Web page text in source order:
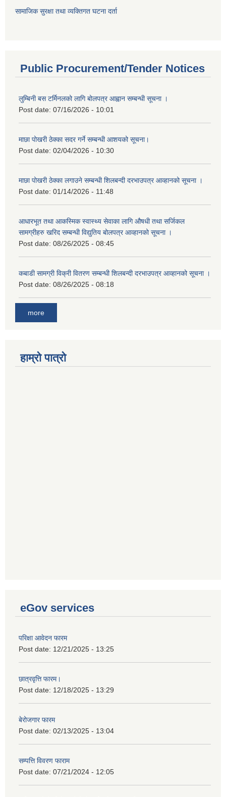
सामाजिक सुरक्षा तथा व्यक्तिगत घटना दर्ता
Public Procurement/Tender Notices
लुम्बिनी बस टर्मिनलको लागि बोलपत्र आह्वान सम्बन्धी सूचना ।
Post date: 07/16/2026 - 10:01
माछा पोखरी ठेक्का सदर गर्ने सम्बन्धी आशयको सूचना।
Post date: 02/04/2026 - 10:30
माछा पोखरी ठेक्का लगाउने सम्बन्धी शिलबन्दी दरभाउपत्र आव्हानको सूचना ।
Post date: 01/14/2026 - 11:48
आधारभूत तथा आकस्मिक स्वास्थ्य सेवाका लागि औषधी तथा सर्जिकल
सामग्रीहरु खरिद सम्बन्धी विद्युतिय बोलपत्र आव्हानको सूचना ।
Post date: 08/26/2025 - 08:45
कबाडी सामग्री विक्री वितरण सम्बन्धी शिलबन्दी दरभाउपत्र आव्हानको सूचना ।
Post date: 08/26/2025 - 08:18
more
हाम्रो पात्रो
eGov services
परिक्षा आवेदन फारम
Post date: 12/21/2025 - 13:25
छात्रवृत्ति फारम।
Post date: 12/18/2025 - 13:29
बेरोजगार फारम
Post date: 02/13/2025 - 13:04
सम्पत्ति विवरण फाराम
Post date: 07/21/2024 - 12:05